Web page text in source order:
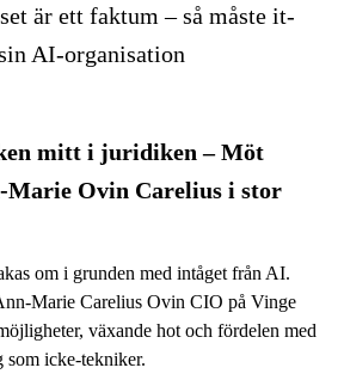
är ett faktum – så måste it-
AI-organisation
mitt i juridiken – Möt
Marie Ovin Carelius i stor
om i grunden med intåget från AI.
Marie Carelius Ovin CIO på Vinge
växande hot och fördelen med
som icke-tekniker.